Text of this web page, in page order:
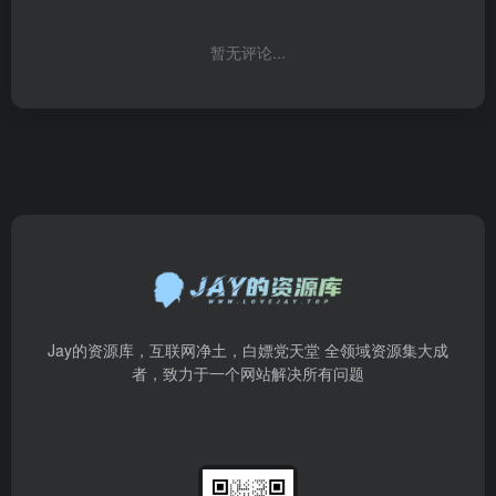
暂无评论...
Jay的资源库，互联网净土，白嫖党天堂 全领域资源集大成
者，致力于一个网站解决所有问题